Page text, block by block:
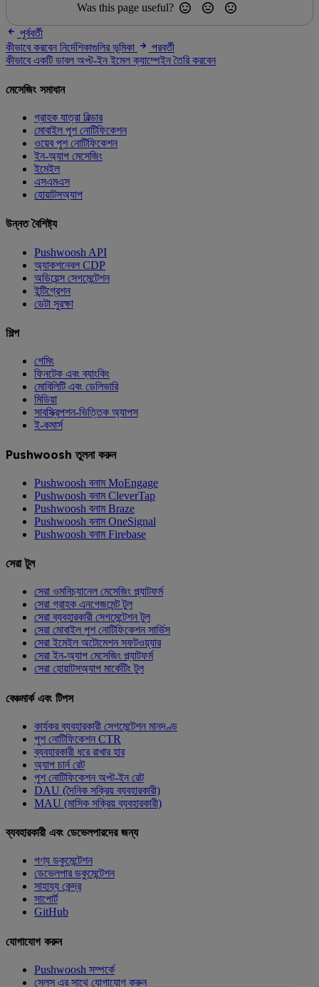
Was this page useful?
পূর্ববর্তী
কীভাবে করবেন নির্দেশিকাগুলির ভূমিকা
পরবর্তী
কীভাবে একটি ডাবল অপ্ট-ইন ইমেল ক্যাম্পেইন তৈরি করবেন
মেসেজিং সমাধান
গ্রাহক যাত্রা বিল্ডার
মোবাইল পুশ নোটিফিকেশন
ওয়েব পুশ নোটিফিকেশন
ইন-অ্যাপ মেসেজিং
ইমেইল
এসএমএস
হোয়াটসঅ্যাপ
উন্নত বৈশিষ্ট্য
Pushwoosh API
অ্যাকশনেবল CDP
অডিয়েন্স সেগমেন্টেশন
ইন্টিগ্রেশন
ডেটা সুরক্ষা
শিল্প
গেমিং
ফিনটেক এবং ব্যাংকিং
মোবিলিটি এবং ডেলিভারি
মিডিয়া
সাবস্ক্রিপশন-ভিত্তিক অ্যাপস
ই-কমার্স
Pushwoosh তুলনা করুন
Pushwoosh বনাম MoEngage
Pushwoosh বনাম CleverTap
Pushwoosh বনাম Braze
Pushwoosh বনাম OneSignal
Pushwoosh বনাম Firebase
সেরা টুল
সেরা ওমনিচ্যানেল মেসেজিং প্ল্যাটফর্ম
সেরা গ্রাহক এনগেজমেন্ট টুল
সেরা ব্যবহারকারী সেগমেন্টেশন টুল
সেরা মোবাইল পুশ নোটিফিকেশন সার্ভিস
সেরা ইমেইল অটোমেশন সফটওয়্যার
সেরা ইন-অ্যাপ মেসেজিং প্ল্যাটফর্ম
সেরা হোয়াটসঅ্যাপ মার্কেটিং টুল
বেঞ্চমার্ক এবং টিপস
কার্যকর ব্যবহারকারী সেগমেন্টেশন মানদণ্ড
পুশ নোটিফিকেশন CTR
ব্যবহারকারী ধরে রাখার হার
অ্যাপ চার্ন রেট
পুশ নোটিফিকেশন অপ্ট-ইন রেট
DAU (দৈনিক সক্রিয় ব্যবহারকারী)
MAU (মাসিক সক্রিয় ব্যবহারকারী)
ব্যবহারকারী এবং ডেভেলপারদের জন্য
পণ্য ডকুমেন্টেশন
ডেভেলপার ডকুমেন্টেশন
সাহায্য কেন্দ্র
সাপোর্ট
GitHub
যোগাযোগ করুন
Pushwoosh সম্পর্কে
সেলস এর সাথে যোগাযোগ করুন